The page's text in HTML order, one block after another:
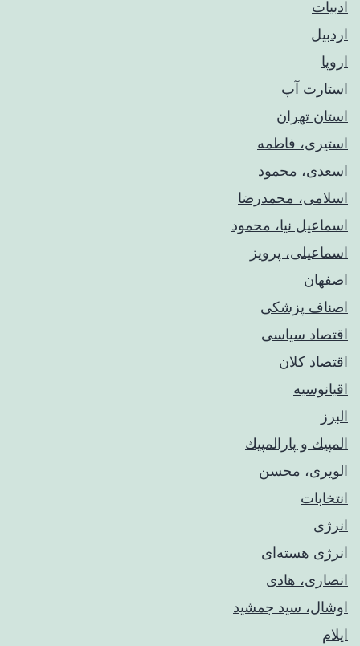
ادبیات
اردبیل
اروپا
استارت آپ
استان تهران
استیری، فاطمه
اسعدی، محمود
اسلامی، محمدرضا
اسماعیل نیا، محمود
اسماعیلی، پرویز
اصفهان
اصناف پزشکی
اقتصاد سیاسی
اقتصاد کلان
اقیانوسیه
البرز
المپيك و پارالمپيك
الویری، محسن
انتخابات
انرژی
انرژی هسته‌ای
انصاری، هادی
اوشال، سید جمشید
ایلام